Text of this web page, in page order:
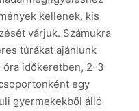
kellenek, kis
várjuk. Számukra
túrákat ajánlunk
időkeretben, 2-3
egy
gyermekekből álló